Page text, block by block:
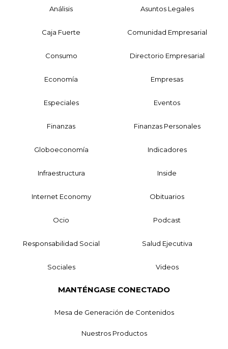
Análisis Asuntos Legales
Caja Fuerte Comunidad Empresarial
Consumo Directorio Empresarial
Economía Empresas
Especiales Eventos
Finanzas Finanzas Personales
Globoeconomía Indicadores
Infraestructura Inside
Internet Economy Obituarios
Ocio Podcast
Responsabilidad Social Salud Ejecutiva
Sociales Videos
MANTÉNGASE CONECTADO
Mesa de Generación de Contenidos
Nuestros Productos